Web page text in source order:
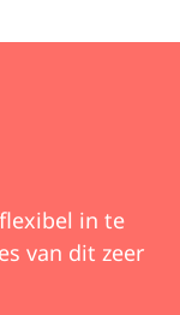
in te
van dit zeer